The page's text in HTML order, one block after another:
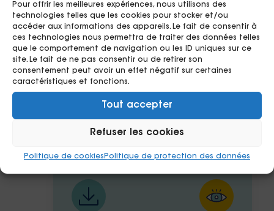
Pour offrir les meilleures expériences, nous utilisons des
technologies telles que les cookies pour stocker et/ou
accéder aux informations des appareils. Le fait de consentir à
ces technologies nous permettra de traiter des données telles
que le comportement de navigation ou les ID uniques sur ce
site. Le fait de ne pas consentir ou de retirer son
consentement peut avoir un effet négatif sur certaines
caractéristiques et fonctions.
Tout accepter
Refuser les cookies
Politique de cookies Politique de protection des données
25/10/2022
Synthèse du rapport
d’évaluation d’impact social